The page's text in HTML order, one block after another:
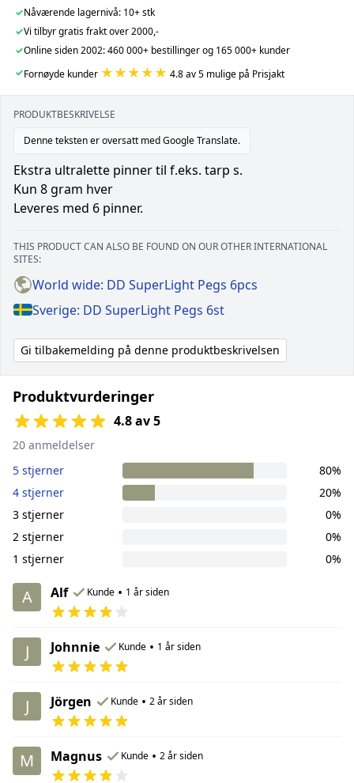
✓Nåværende lagernivå: 10+ stk
✓Vi tilbyr gratis frakt over 2000,-
✓Online siden 2002: 460 000+ bestillinger og 165 000+ kunder
✓Fornøyde kunder ★★★★★ 4.8 av 5 mulige på Prisjakt
PRODUKTBESKRIVELSE
Denne teksten er oversatt med Google Translate.
Ekstra ultralette pinner til f.eks. tarp s.
Kun 8 gram hver
Leveres med 6 pinner.
THIS PRODUCT CAN ALSO BE FOUND ON OUR OTHER INTERNATIONAL
SITES:
World wide: DD SuperLight Pegs 6pcs
Sverige: DD SuperLight Pegs 6st
Gi tilbakemelding på denne produktbeskrivelsen
Produktvurderinger
4.8 av 5
20 anmeldelser
5 stjerner
80%
4 stjerner
20%
3 stjerner
0%
2 stjerner
0%
1 stjerner
0%
A Alf Kunde • 1 år siden
J Johnnie Kunde • 1 år siden
J Jörgen Kunde • 2 år siden
M Magnus Kunde • 2 år siden